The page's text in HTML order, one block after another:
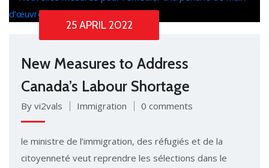
25 APRIL 2022
New Measures to Address
Canada’s Labour Shortage
By vi2vals Immigration 0 comments
le ministre de l’immigration, des réfugiés et de la
citoyenneté veut reprendre les sélections dans le